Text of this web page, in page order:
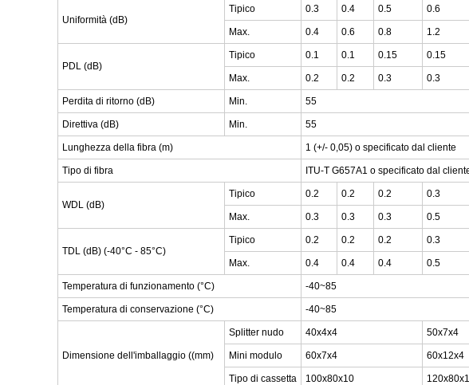
Uniformità (dB)
Tipico 0.3 0.4 0.5 0.6
Max. 0.4 0.6 0.8 1.2
PDL (dB)
Tipico 0.1 0.1 0.15 0.15
Max. 0.2 0.2 0.3 0.3
Perdita di ritorno (dB) Min. 55
Direttiva (dB) Min. 55
Lunghezza della fibra (m) 1 (+/- 0,05) o specificato dal cliente
Tipo di fibra ITU-T G657A1 o specificato dal
WDL (dB)
Tipico 0.2 0.2 0.2 0.3
Max. 0.3 0.3 0.3 0.5
TDL (dB) (-40°C - 85°C)
Tipico 0.2 0.2 0.2 0.3
Max. 0.4 0.4 0.4 0.5
Temperatura di funzionamento (°C) -40~85
Temperatura di conservazione (°C) -40~85
Dimensione dell'imballaggio ((mm)
Splitter nudo 40x4x4 50x7x4
Mini modulo 60x7x4 60x12x4
Tipo di cassetta 100x80x10